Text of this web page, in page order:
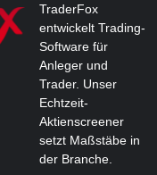
TraderFox
entwickelt Trading-
Software für
Anleger und
Trader. Unser
Echtzeit-
Aktienscreener
setzt Maßstäbe in
der Branche.